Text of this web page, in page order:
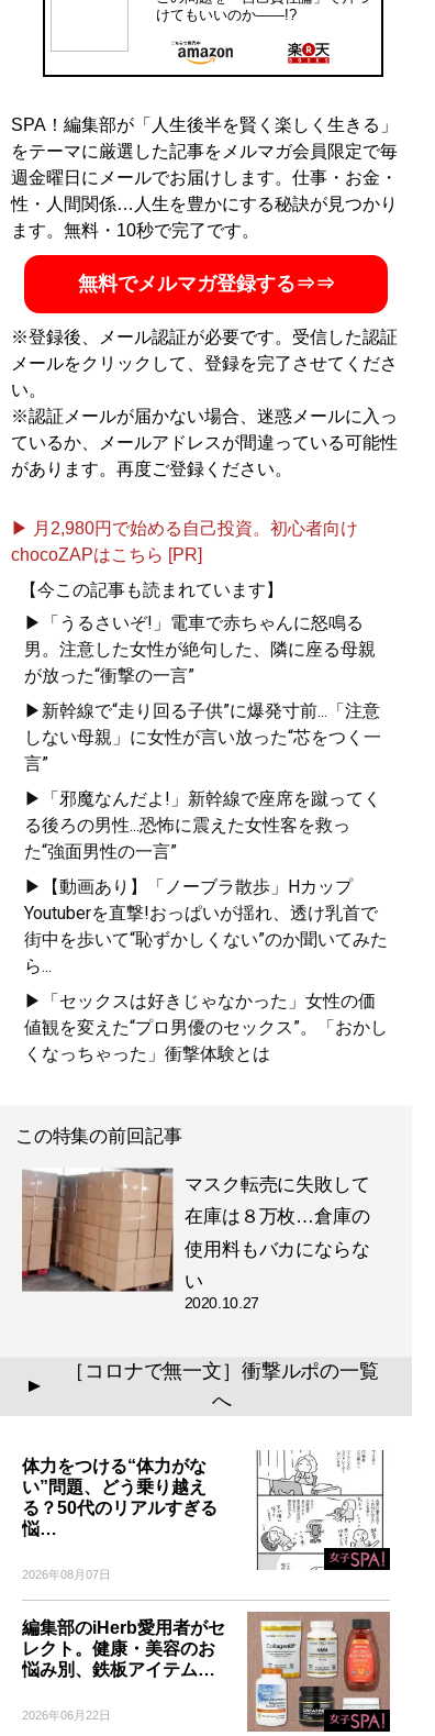
けてもいいのか――!?
SPA！編集部が「人生後半を賢く楽しく生きる」
をテーマに厳選した記事をメルマガ会員限定で毎
週金曜日にメールでお届けします。仕事・お金・
性・人間関係…人生を豊かにする秘訣が見つかり
ます。無料・10秒で完了です。
無料でメルマガ登録する⇒⇒
※登録後、メール認証が必要です。受信した認証
メールをクリックして、登録を完了させてくださ
い。
※認証メールが届かない場合、迷惑メールに入っ
ているか、メールアドレスが間違っている可能性
があります。再度ご登録ください。
▶ 月2,980円で始める自己投資。初心者向け
chocoZAPはこちら [PR]
【今この記事も読まれています】
▶「うるさいぞ!」電車で赤ちゃんに怒鳴る
男。注意した女性が絶句した、隣に座る母親
が放った“衝撃の一言”
▶新幹線で“走り回る子供”に爆発寸前...「注意
しない母親」に女性が言い放った“芯をつく一
言”
▶「邪魔なんだよ!」新幹線で座席を蹴ってく
る後ろの男性...恐怖に震えた女性客を救っ
た“強面男性の一言”
▶【動画あり】「ノーブラ散歩」Hカップ
Youtuberを直撃!おっぱいが揺れ、透け乳首で
街中を歩いて“恥ずかしくない”のか聞いてみた
ら...
▶「セックスは好きじゃなかった」女性の価
値観を変えた“プロ男優のセックス”。「おかし
くなっちゃった」衝撃体験とは
この特集の前回記事
マスク転売に失敗して
在庫は８万枚…倉庫の
使用料もバカにならな
い
2020.10.27
▲
［コロナで無一文］衝撃ルポの一覧
へ
体力をつける“体力がな
い”問題、どう乗り越え
る？50代のリアルすぎる
悩…
2026年08月07日
編集部のiHerb愛用者がセ
レクト。健康・美容のお
悩み別、鉄板アイテム…
2026年06月22日